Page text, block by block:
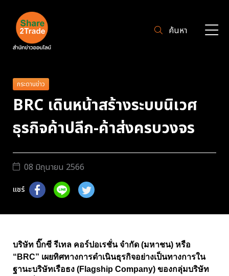
ค้นหา
กระดานข่าว
BRC เดินหน้าสร้างระบบนิเวศ
ธุรกิจค้าปลีก-ค้าส่งครบวงจร
08 มิถุนายน 2566
แชร์
บริษัท บิ๊กซี รีเทล คอร์ปอเรชั่น จำกัด (มหาชน) หรือ
“BRC” เผยทิศทางการดำเนินธุรกิจอย่างเป็นทางการใน
ฐานะบริษัทเรือธง (Flagship Company) ของกลุ่มบริษัท